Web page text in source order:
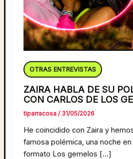
OTRAS ENTREVISTAS
ZAIRA HABLA DE SU
CON CARLOS DE LOS
tiparracosa/ 31/05/2026
He coincidido con Zaira y
famosa polémica, una noche
formato Los gemelos […]